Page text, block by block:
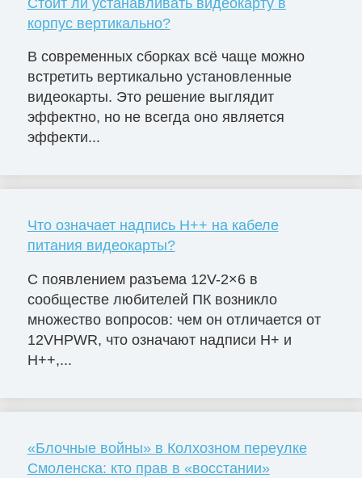
корпус вертикально?
В современных сборках всё чаще можно
встретить вертикально установленные
видеокарты. Это решение выглядит
эффектно, но не всегда оно является
эффекти...
Что означает надпись H++ на кабеле
питания видеокарты?
С появлением разъема 12V-2×6 в
сообществе любителей ПК возникло
множество вопросов: чем он отличается от
12VHPWR, что означают надписи H+ и
H++,...
«Блочные войны» в Колхозном переулке
Смоленска: кто прав в «восстании»